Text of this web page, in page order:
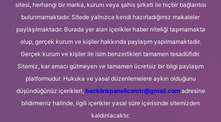
sitesi, herhangi bir marka, kurum veya şahıs şirketi ile hiçbir bağlantısı
bulunmamaktadır. Sitede yalnızca kendi hazırladığımız makaleler
paylaşılmaktadır. Burada yer alan içerikler haber niteliği taşımamakta
olup, gerçek kurum ve kişiler hakkında paylaşım yapılmamaktadır.
Gerçek kurum ve kişiler ile isim benzerlikleri tamamen tesadüfidir.
Sitemiz, kar amacı gütmeyen ve tamamen ücretsiz bir bilgi paylaşım
platformudur. Hukuka ve yasal düzenlemelere aykırı olduğunu
düşündüğünüz içerikleri, backlinkpanelicomtr@gmail.comadresine
bildirmeniz halinde, ilgili içerikler yasal süre içerisinde sitemizden
kaldırılacaktır.